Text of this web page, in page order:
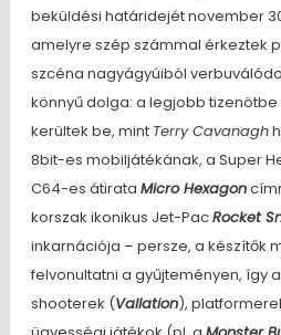
beküldési határidejét november
amelyre szép számmal érkeztek
szcéna nagyágyúiból
könnyű dolga: a legjobb
kerültek be, mint Terry Cavanagh
8bit-es mobiljátékának, a Super
C64-es átirata Micro Hexagon
korszak ikonikus Jet-PacRocket
inkarnációja – persze, a készítők
felvonultatni a gyűjteményen, így
shooterek (Vallation),